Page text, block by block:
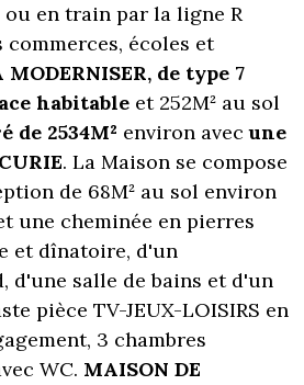
en train par la ligne R
commerces, écoles et
MODERNISER, de type 7
habitable et 252M² au sol
de 2534M² environ avecune
. La Maison se compose
de 68M² au sol environ
une cheminée en pierres
et dînatoire, d'un
d'une salle de bains et d'un
pièce TV-JEUX-LOISIRS en
3 chambres
WC. MAISON DE